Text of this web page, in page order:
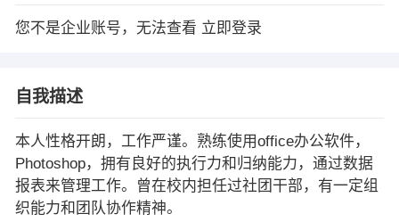
您不是企业账号，无法查看 立即登录
自我描述
本人性格开朗，工作严谨。熟练使用office办公软件，
Photoshop，拥有良好的执行力和归纳能力，通过数据
报表来管理工作。曾在校内担任过社团干部，有一定组
织能力和团队协作精神。